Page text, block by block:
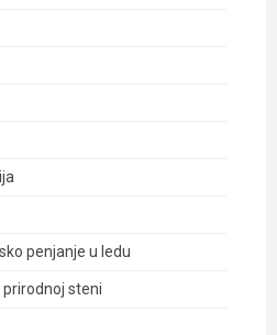
penjanje u ledu
steni